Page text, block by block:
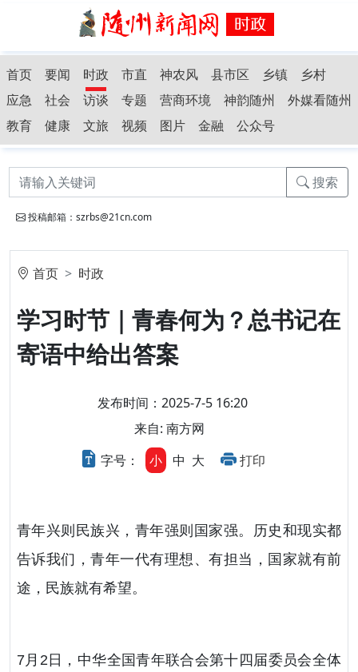
首页 要闻 时政 市直 神农风 县市区 乡镇
乡村
应急
社会 访谈 专题 营商环境 神韵随州
外媒看随州
教育
健康 文旅 视频 图片 金融 公众号
搜索
投稿邮箱：szrbs@21cn.com
首页 时政
学习时节｜青春何为？总书记在
寄语中给出答案
发布时间：2025-7-5 16:20
来自: 南方网
字号：
小 中 大 打印
青年兴则民族兴，青年强则国家强。历史和现实都
告诉我们，青年一代有理想、有担当，国家就有前
途，民族就有希望。
7月2日，中华全国青年联合会第十四届委员会全体